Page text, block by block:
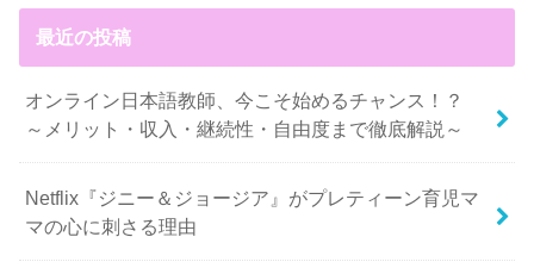
最近の投稿
オンライン日本語教師、今こそ始めるチャンス！？
～メリット・収入・継続性・自由度まで徹底解説～
Netflix『ジニー＆ジョージア』がプレティーン育児マ
マの心に刺さる理由